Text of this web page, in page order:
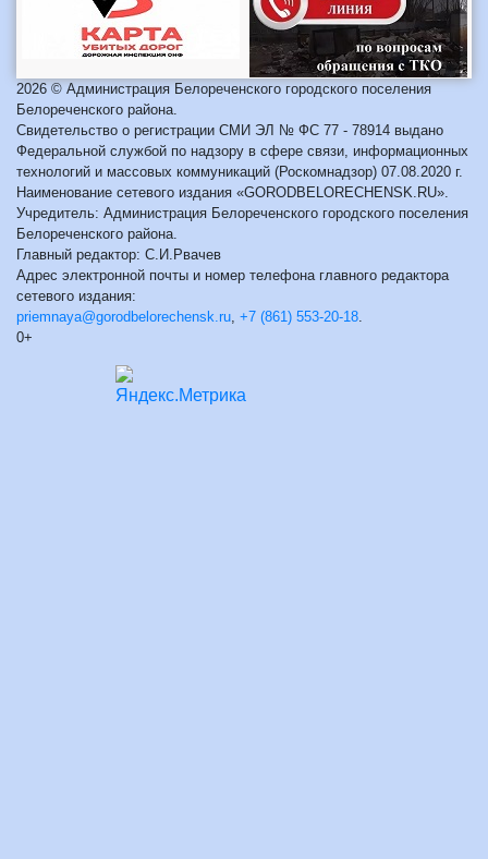
2026 © Администрация Белореченского городского поселения
Белореченского района.
Свидетельство о регистрации СМИ ЭЛ № ФС 77 - 78914 выдано
Федеральной службой по надзору в сфере связи, информационных
технологий и массовых коммуникаций (Роскомнадзор) 07.08.2020 г.
Наименование сетевого издания «GORODBELORECHENSK.RU».
Учредитель: Администрация Белореченского городского поселения
Белореченского района.
Главный редактор: С.И.Рвачев
Адрес электронной почты и номер телефона главного редактора
сетевого издания:
priemnaya@gorodbelorechensk.ru +7 (861) 553-20-18
0+